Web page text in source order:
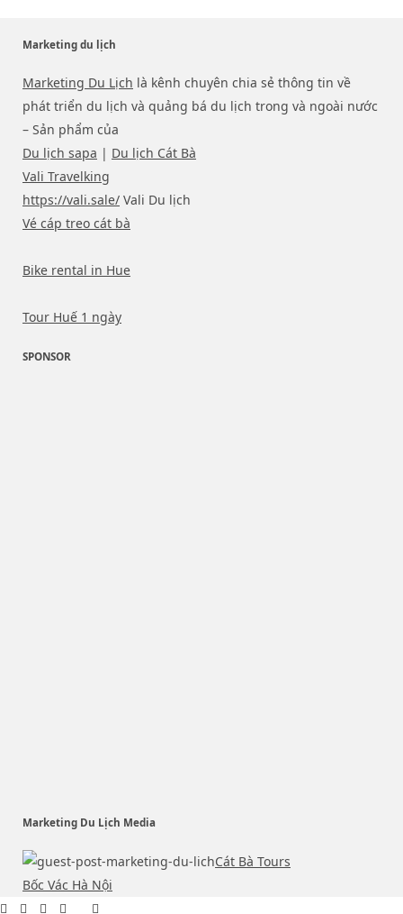
Marketing du lịch
Marketing Du Lịch là kênh chuyên chia sẻ thông tin về
phát triển du lịch và quảng bá du lịch trong và ngoài nước
– Sản phẩm của
Du lịch sapa | Du lịch Cát Bà
Vali Travelking
https://vali.sale/ Vali Du lịch
Vé cáp treo cát bà
Bike rental in Hue
Tour Huế 1 ngày
SPONSOR
Marketing Du Lịch Media
Cát Bà Tours
Bốc Vác Hà Nội